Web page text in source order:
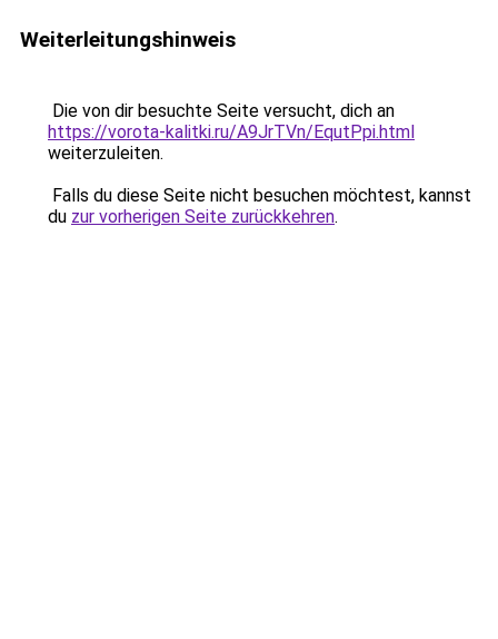
Weiterleitungshinweis
Die von dir besuchte Seite versucht, dich an
https://vorota-kalitki.ru/A9JrTVn/EqutPpi.html
weiterzuleiten.
Falls du diese Seite nicht besuchen möchtest, kannst
du zur vorherigen Seite zurückkehren.